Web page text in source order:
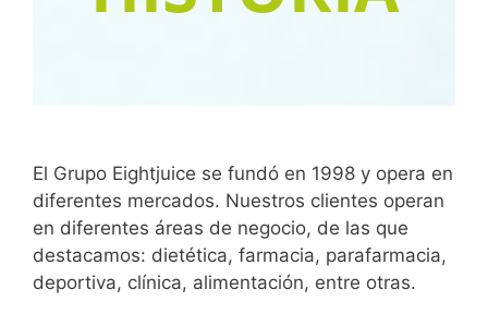
El Grupo Eightjuice se fundó en 1998 y opera en
diferentes mercados. Nuestros clientes operan
en diferentes áreas de negocio, de las que
destacamos: dietética, farmacia, parafarmacia,
deportiva, clínica, alimentación, entre otras.